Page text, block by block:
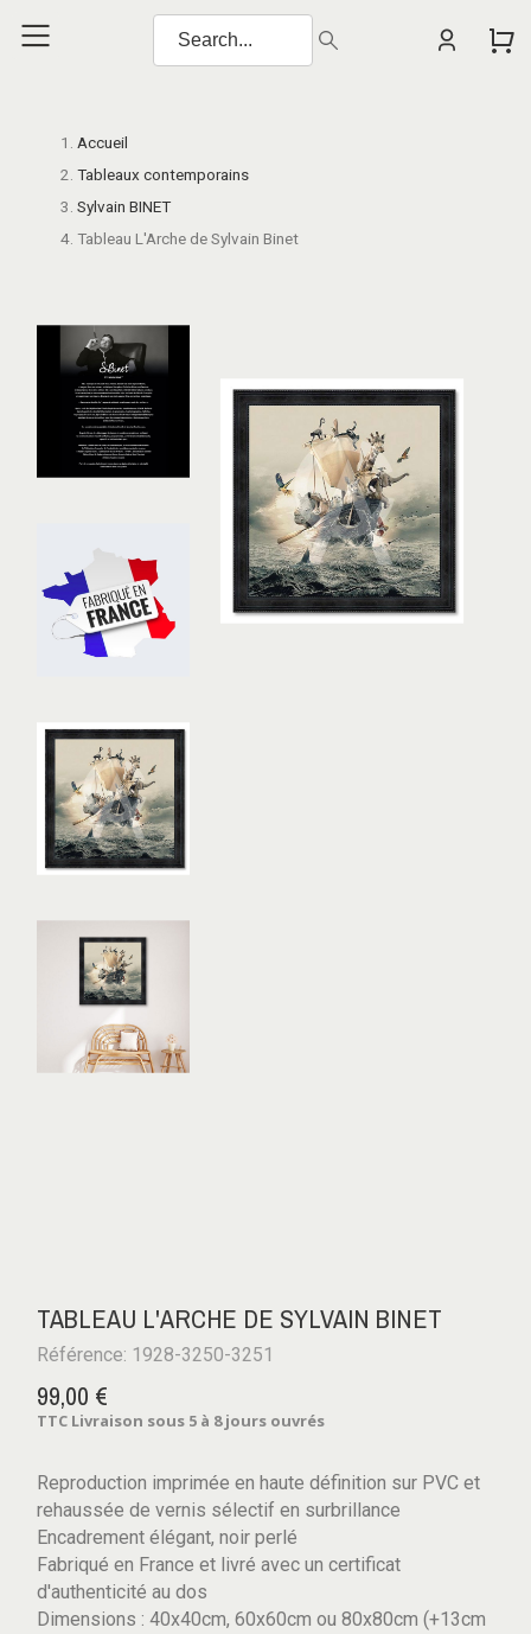
Accueil
Tableaux contemporains
Sylvain BINET
Tableau L'Arche de Sylvain Binet
TABLEAU L'ARCHE DE SYLVAIN BINET
Référence: 1928-3250-3251
99,00 €
TTC Livraison sous 5 à 8 jours ouvrés
Reproduction imprimée en haute définition sur PVC et
rehaussée de vernis sélectif en surbrillance
Encadrement élégant, noir perlé
Fabriqué en France et livré avec un certificat
d'authenticité au dos
Dimensions : 40x40cm, 60x60cm ou 80x80cm (+13cm